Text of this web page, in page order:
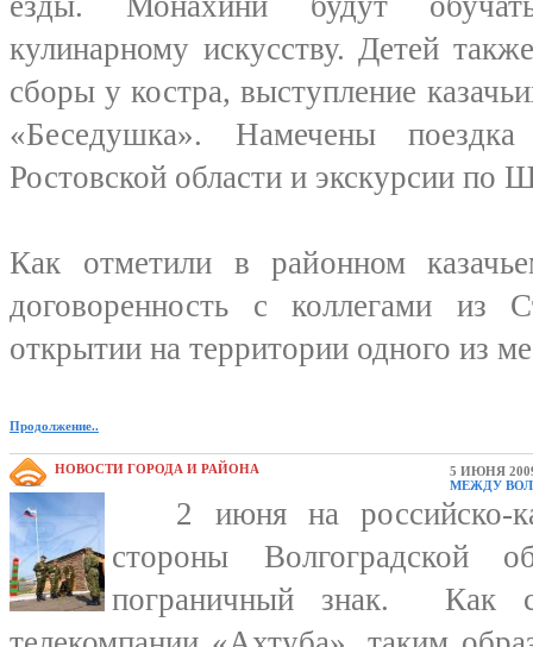
кулинарному искусству. Детей
сборы у костра, выступление
«Беседушка». Намечены
Ростовской области и экскурсии по
Как отметили в районном
договоренность с коллегами из
открытии на территории одного из
Продолжение..
НОВОСТИ ГОРОДА И РАЙОНА
5 ИЮНЯ
МЕЖДУ
2 июня на российско-
стороны Волгоградской
пограничный знак. Как